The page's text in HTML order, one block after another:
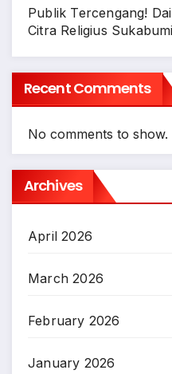
Publik Tercengang!
Citra Religius
Recent Comments
No comments to show.
Archives
April 2026
March 2026
February 2026
January 2026